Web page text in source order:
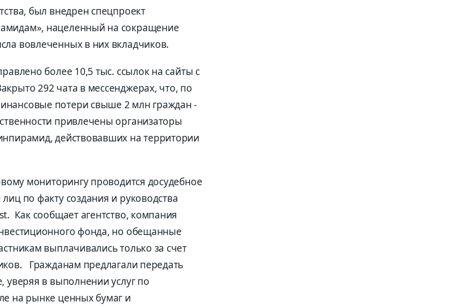
был внедрен спецпроект
нацеленный на сокращение
вовлеченных в них вкладчиков.
более 10,5 тыс. ссылок на сайты с
292 чата в мессенджерах, что, по
потери свыше 2 млн граждан -
привлечены организаторы
действовавших на территории
мониторингу проводится досудебное
по факту создания и руководства
Как сообщает агентство, компания
фонда, но обещанные
выплачивались только за счет
Гражданам предлагали передать
уверяя в выполнении услуг по
на рынке ценных бумаг и